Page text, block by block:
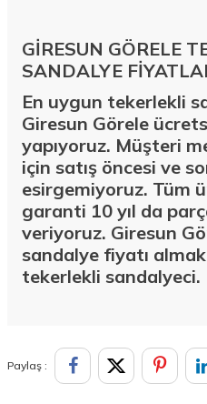
GİRESUN GÖRELE
SANDALYE
En uygun tekerlekli
Giresun Görele
yapıyoruz. Müşteri
için satış öncesi ve
esirgemiyoruz. Tüm
garanti 10 yıl da
veriyoruz. Giresun
sandalye fiyatı
tekerlekli sandalyeci.
Paylaş :